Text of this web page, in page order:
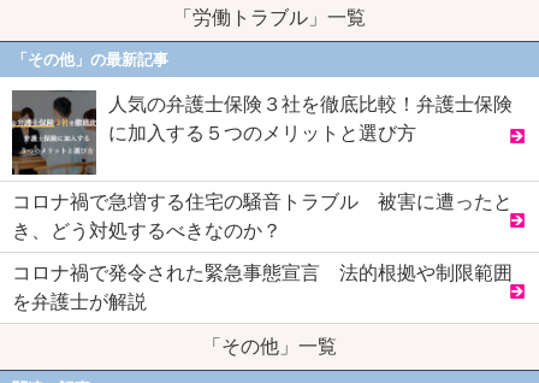
「労働トラブル」一覧
「その他」の最新記事
人気の弁護士保険３社を徹底比較！弁護士保険
に加入する５つのメリットと選び方
コロナ禍で急増する住宅の騒音トラブル 被害に遭ったと
き、どう対処するべきなのか？
コロナ禍で発令された緊急事態宣言 法的根拠や制限範囲
を弁護士が解説
「その他」一覧